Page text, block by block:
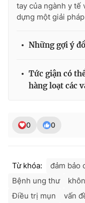
tay của ngành y tế
dựng một giải
Những gợi ý
Tức giận có
hàng loạt các
0 0
Từ khóa: đảm bảo
Bệnh ung thư
Điều trị mụn
vấn